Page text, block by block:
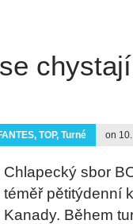
, TOP, Turné on
Chlapecký sbor
téměř pětitýdenní
Kanady. Během